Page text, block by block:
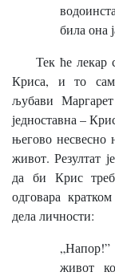
била она
Тек ће лекар
Криса, и то само
љубави
једноставна –
његово несвесно
живот. Резултат
да би Крис
одговара
дела личности:
живот